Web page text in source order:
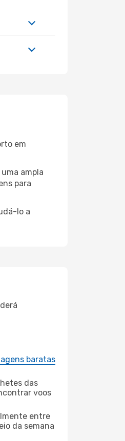
em
ampla
para
lo a
baratas
das
voos
entre
da semana